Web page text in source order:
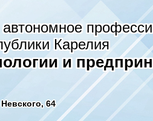
автономное
Карелия
и
64